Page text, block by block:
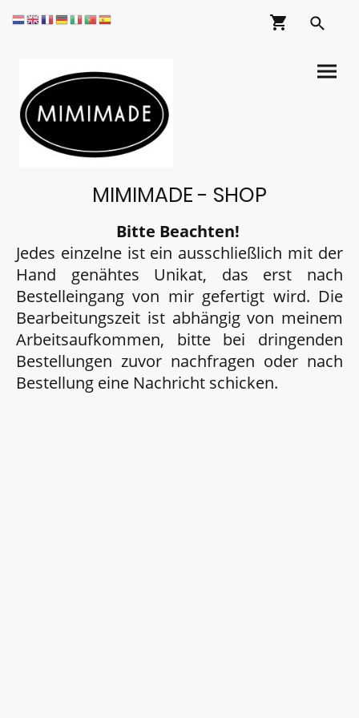
MIMIMADE - SHOP
Bitte Beachten!
Jedes einzelne ist ein ausschließlich mit der
Hand genähtes Unikat, das erst nach
Bestelleingang von mir gefertigt wird. Die
Bearbeitungszeit ist abhängig von meinem
Arbeitsaufkommen, bitte bei dringenden
Bestellungen zuvor nachfragen oder nach
Bestellung eine Nachricht schicken.